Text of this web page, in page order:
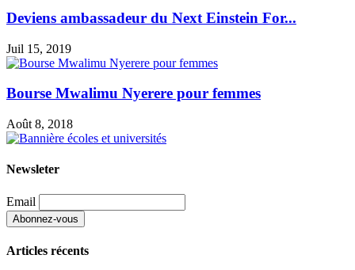
Deviens ambassadeur du Next Einstein For...
Juil 15, 2019
Bourse Mwalimu Nyerere pour femmes
Août 8, 2018
Newsleter
Email
Articles récents